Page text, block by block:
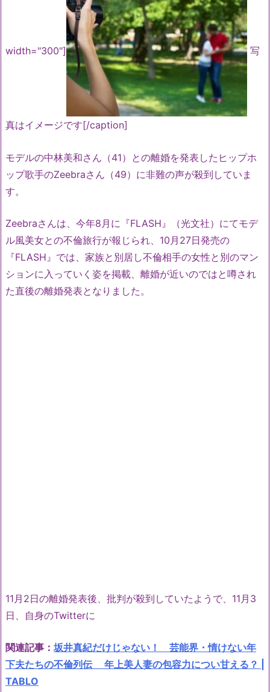
width="300"] 写
真はイメージです[/caption]
モデルの中林美和さん（41）との離婚を発表したヒップホ
ップ歌手のZeebraさん（49）に非難の声が殺到していま
す。
Zeebraさんは、今年8月に『FLASH』（光文社）にてモデ
ル風美女との不倫旅行が報じられ、10月27日発売の
『FLASH』では、家族と別居し不倫相手の女性と別のマン
ションに入っていく姿を掲載、離婚が近いのではと噂され
た直後の離婚発表となりました。
11月2日の離婚発表後、批判が殺到していたようで、11月3
日、自身のTwitterに
関連記事： 坂井真紀だけじゃない！ 芸能界・情けない年
下夫たちの不倫列伝 年上美人妻の包容力につい甘える？ |
TABLO